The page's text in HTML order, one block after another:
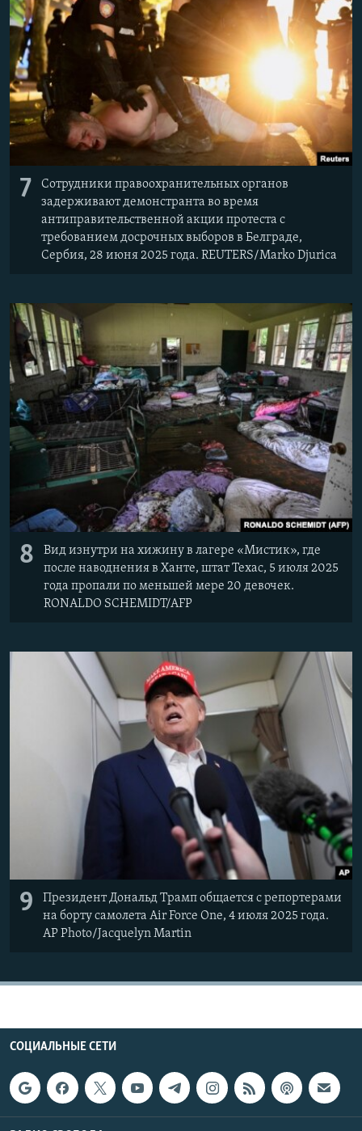
7
Сотрудники правоохранительных органов
задерживают демонстранта во время
антиправительственной акции протеста с
требованием досрочных выборов в Белграде,
Сербия, 28 июня 2025 года. REUTERS/Marko Djurica
8
Вид изнутри на хижину в лагере «Мистик», где
после наводнения в Ханте, штат Техас, 5 июля 2025
года пропали по меньшей мере 20 девочек.
RONALDO SCHEMIDT/AFP
9
Президент Дональд Трамп общается с репортерами
на борту самолета Air Force One, 4 июля 2025 года.
AP Photo/Jacquelyn Martin
СОЦИАЛЬНЫЕ СЕТИ